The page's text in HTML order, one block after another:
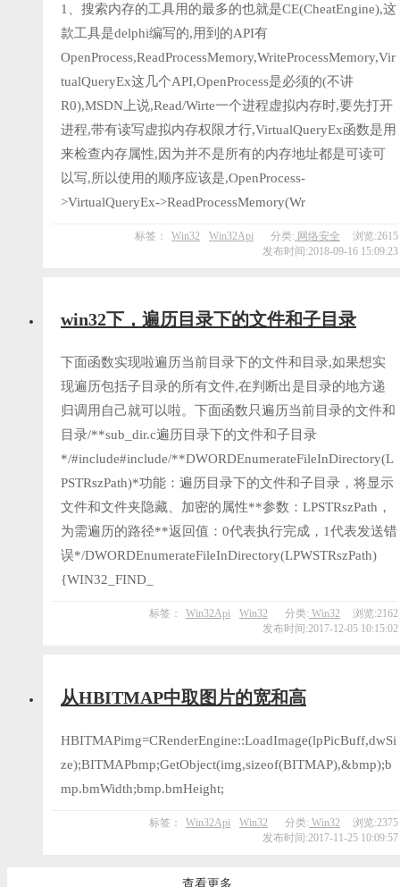
1、搜索内存的工具用的最多的也就是CE(CheatEngine),这
款工具是delphi编写的,用到的API有
OpenProcess,ReadProcessMemory,WriteProcessMemory,Vir
tualQueryEx这几个API,OpenProcess是必须的(不讲
R0),MSDN上说,Read/Wirte一个进程虚拟内存时,要先打开
进程,带有读写虚拟内存权限才行,VirtualQueryEx函数是用
来检查内存属性,因为并不是所有的内存地址都是可读可
以写,所以使用的顺序应该是,OpenProcess-
>VirtualQueryEx->ReadProcessMemory(Wr
标签： Win32 Win32Api 分类: 网络安全
浏览:2615
发布时间:2018-09-16 15:09:23
win32下，遍历目录下的文件和子目录
下面函数实现啦遍历当前目录下的文件和目录,如果想实
现遍历包括子目录的所有文件,在判断出是目录的地方递
归调用自己就可以啦。下面函数只遍历当前目录的文件和
目录/**sub_dir.c遍历目录下的文件和子目录
*/#include#include/**DWORDEnumerateFileInDirectory(L
PSTRszPath)*功能：遍历目录下的文件和子目录，将显示
文件和文件夹隐藏、加密的属性**参数：LPSTRszPath，
为需遍历的路径**返回值：0代表执行完成，1代表发送错
误*/DWORDEnumerateFileInDirectory(LPWSTRszPath)
{WIN32_FIND_
标签： Win32Api Win32 分类: Win32
浏览:2162
发布时间:2017-12-05 10:15:02
从HBITMAP中取图片的宽和高
HBITMAPimg=CRenderEngine::LoadImage(lpPicBuff,dwSi
ze);BITMAPbmp;GetObject(img,sizeof(BITMAP),&bmp);b
mp.bmWidth;bmp.bmHeight;
标签： Win32Api Win32 分类: Win32
浏览:2375
发布时间:2017-11-25 10:09:57
查看更多